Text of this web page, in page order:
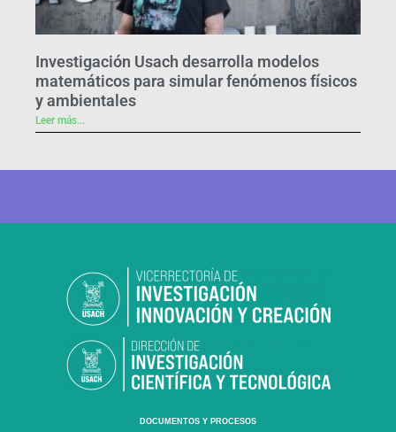
Investigación Usach desarrolla modelos
matemáticos para simular fenómenos físicos
y ambientales
Leer más...
DOCUMENTOS Y PROCESOS